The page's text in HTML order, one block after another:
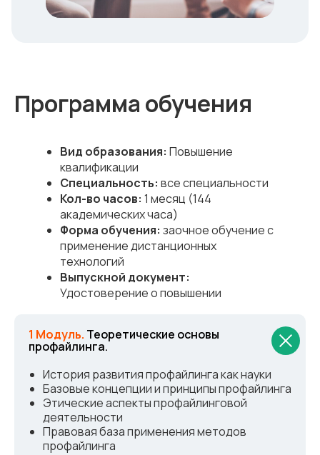
Программа обучения
Вид образования: Повышение
квалификации
Специальность: все специальности
Кол-во часов: 1 месяц (144
академических часа)
Форма обучения: заочное обучение с
применение дистанционных
технологий
Выпускной документ:
Удостоверение о повышении
1 Модуль. Теоретические основы
профайлинга.
История развития профайлинга как науки
Базовые концепции и принципы профайлинга
Этические аспекты профайлинговой
деятельности
Правовая база применения методов
профайлинга